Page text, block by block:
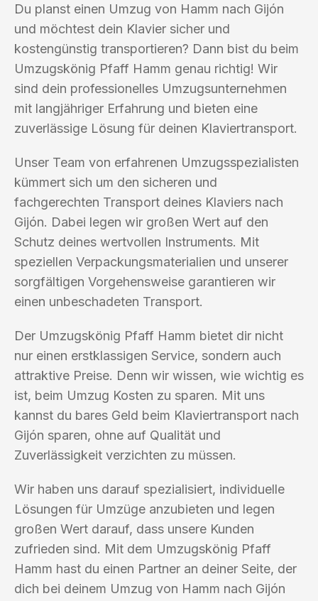
Du planst einen Umzug von Hamm nach Gijón
und möchtest dein Klavier sicher und
kostengünstig transportieren? Dann bist du beim
Umzugskönig Pfaff Hamm genau richtig! Wir
sind dein professionelles Umzugsunternehmen
mit langjähriger Erfahrung und bieten eine
zuverlässige Lösung für deinen Klaviertransport.
Unser Team von erfahrenen Umzugsspezialisten
kümmert sich um den sicheren und
fachgerechten Transport deines Klaviers nach
Gijón. Dabei legen wir großen Wert auf den
Schutz deines wertvollen Instruments. Mit
speziellen Verpackungsmaterialien und unserer
sorgfältigen Vorgehensweise garantieren wir
einen unbeschadeten Transport.
Der Umzugskönig Pfaff Hamm bietet dir nicht
nur einen erstklassigen Service, sondern auch
attraktive Preise. Denn wir wissen, wie wichtig es
ist, beim Umzug Kosten zu sparen. Mit uns
kannst du bares Geld beim Klaviertransport nach
Gijón sparen, ohne auf Qualität und
Zuverlässigkeit verzichten zu müssen.
Wir haben uns darauf spezialisiert, individuelle
Lösungen für Umzüge anzubieten und legen
großen Wert darauf, dass unsere Kunden
zufrieden sind. Mit dem Umzugskönig Pfaff
Hamm hast du einen Partner an deiner Seite, der
dich bei deinem Umzug von Hamm nach Gijón